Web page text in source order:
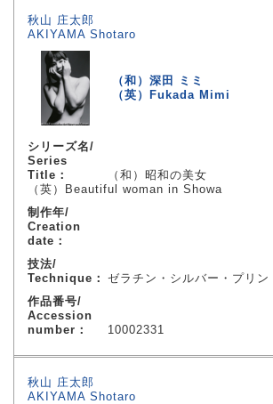
秋山 庄太郎
AKIYAMA Shotaro
（和）深田 ミミ
（英）Fukada Mimi
シリーズ名/
Series
Title：
（和）昭和の美女
（英）Beautiful woman in Showa
制作年/
Creation
date：
技法/
Technique： ゼラチン・シルバー・プリ
作品番号/
Accession
number：
10002331
秋山 庄太郎
AKIYAMA Shotaro